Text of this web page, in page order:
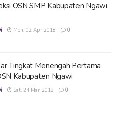
OSN SMP Kabupaten Ngawi
Mon, 02 Apr 2018 0
Tingkat Menengah Pertama
Kabupaten Ngawi
Sat, 24 Mar 2018 0